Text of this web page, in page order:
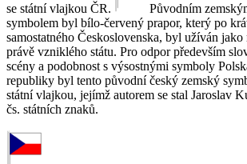
se státní vlajkou ČR.
Původním
symbolem byl bílo-červený prapor, který po
samostatného Československa, byl užíván
právě vzniklého státu. Pro odpor především
scény a podobnost s výsostnými symboly
republiky byl tento původní český zemský
státní vlajkou, jejímž autorem se stal Jaroslav
čs. státních znaků.